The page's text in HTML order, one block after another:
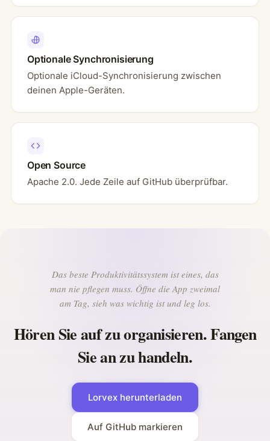
Optionale Synchronisierung
Optionale iCloud-Synchronisierung zwischen
deinen Apple-Geräten.
Open Source
Apache 2.0. Jede Zeile auf GitHub überprüfbar.
Das beste Produktivitätssystem ist eines, das
man nie pflegen muss. Öffne die App zweimal
am Tag, sieh was wichtig ist und leg los.
Hören Sie auf zu organisieren. Fangen
Sie an zu handeln.
Lorvex herunterladen
Auf GitHub markieren